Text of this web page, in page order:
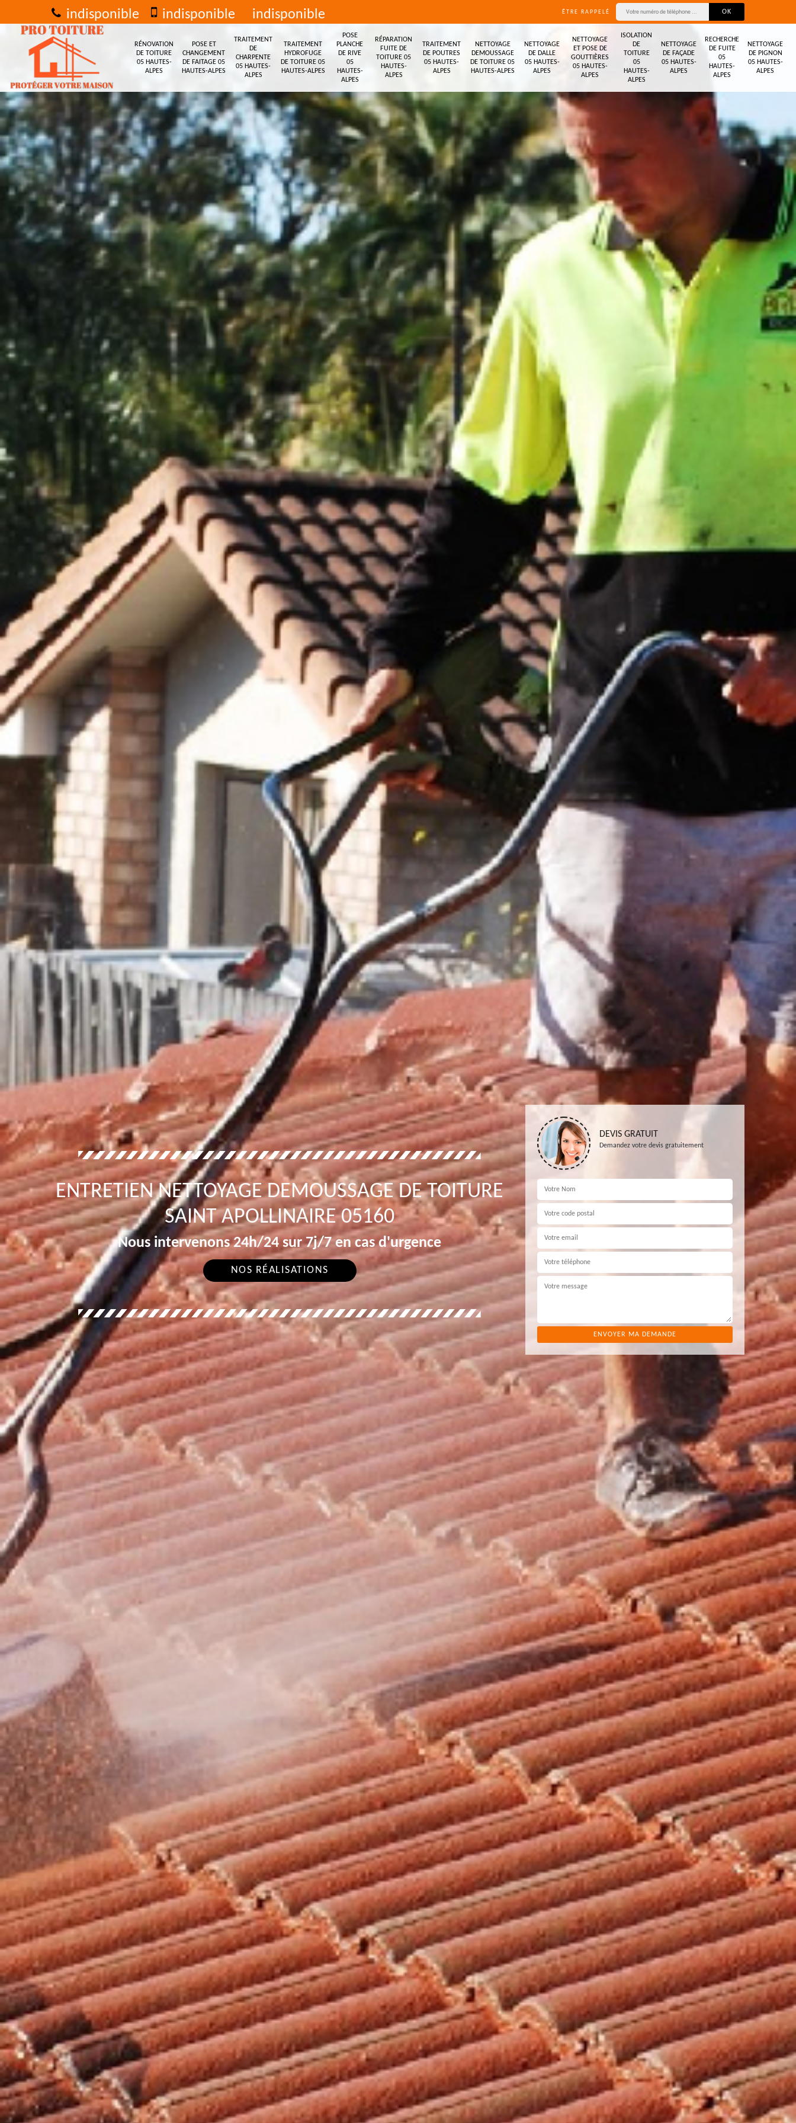
indisponible indisponible indisponible ÊTRE RAPPELÉ
RÉNOVATION
DE TOITURE
05 HAUTES-
ALPES
POSE ET
CHANGEMENT
DE FAITAGE 05
HAUTES-ALPES
TRAITEMENT
DE
CHARPENTE
05 HAUTES-
ALPES
TRAITEMENT
HYDROFUGE
DE TOITURE 05
HAUTES-ALPES
POSE
PLANCHE
DE RIVE
05
HAUTES-
ALPES
RÉPARATION
FUITE DE
TOITURE 05
HAUTES-
ALPES
TRAITEMENT
DE POUTRES
05 HAUTES-
ALPES
NETTOYAGE
DEMOUSSAGE
DE TOITURE 05
HAUTES-ALPES
NETTOYAGE
DE DALLE
05 HAUTES-
ALPES
NETTOYAGE
ET POSE DE
GOUTTIÈRES
05 HAUTES-
ALPES
ISOLATION
DE
TOITURE
05
HAUTES-
ALPES
NETTOYAGE
DE FAÇADE
05 HAUTES-
ALPES
RECHERCHE
DE FUITE
05
HAUTES-
ALPES
NETTOYAGE
DE PIGNON
05 HAUTES-
ALPES
ENTRETIEN NETTOYAGE DEMOUSSAGE DE TOITURE
SAINT APOLLINAIRE 05160
Nous intervenons 24h/24 sur 7j/7 en cas d'urgence
NOS RÉALISATIONS
DEVIS GRATUIT
Demandez votre devis gratuitement